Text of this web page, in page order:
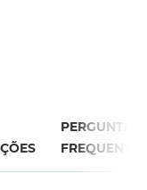
PERGUNTAS
FREQUENTES